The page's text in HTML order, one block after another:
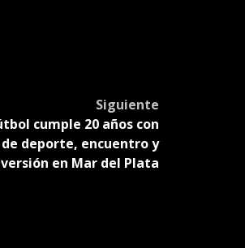
Siguiente
cumple 20 años con
deporte, encuentro y
en Mar del Plata